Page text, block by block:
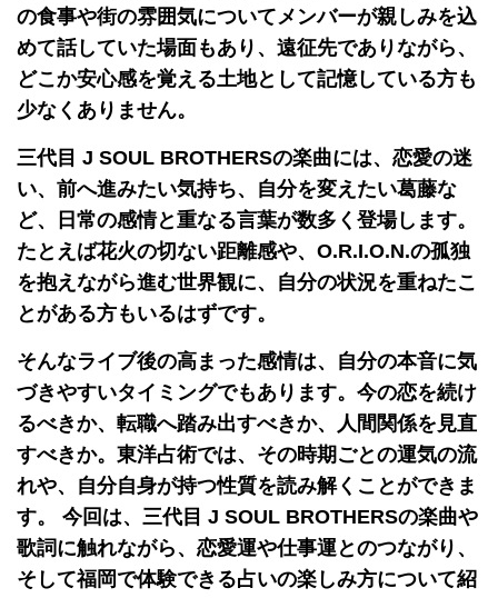
の食事や街の雰囲気についてメンバーが親しみを込
めて話していた場面もあり、遠征先でありながら、
どこか安心感を覚える土地として記憶している方も
少なくありません。
三代目 J SOUL BROTHERSの楽曲には、恋愛の迷
い、前へ進みたい気持ち、自分を変えたい葛藤な
ど、日常の感情と重なる言葉が数多く登場します。
たとえば花火の切ない距離感や、O.R.I.O.N.の孤独
を抱えながら進む世界観に、自分の状況を重ねたこ
とがある方もいるはずです。
そんなライブ後の高まった感情は、自分の本音に気
づきやすいタイミングでもあります。今の恋を続け
るべきか、転職へ踏み出すべきか、人間関係を見直
すべきか。東洋占術では、その時期ごとの運気の流
れや、自分自身が持つ性質を読み解くことができま
す。 今回は、三代目 J SOUL BROTHERSの楽曲や
歌詞に触れながら、恋愛運や仕事運とのつながり、
そして福岡で体験できる占いの楽しみ方について紹